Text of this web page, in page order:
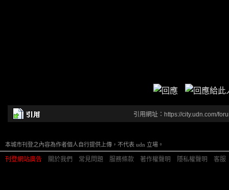
引用網址：https://city.udn.com/
本城市刊登之內容為作者個人自行提供上傳，不代表 udn 立場。
刊登網站廣告 關於我們 常見問題 服務條款 著作權聲明 隱私權聲明 客服